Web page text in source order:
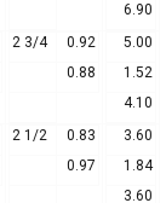
6.90
2 3/4
0.92
0.88
5.00
1.52
4.10
2 1/2
0.83
0.97
3.60
1.84
3.60